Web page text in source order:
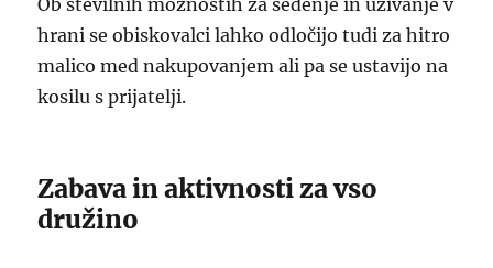
Ob številnih možnostih za sedenje in uživanje v
hrani se obiskovalci lahko odločijo tudi za hitro
malico med nakupovanjem ali pa se ustavijo na
kosilu s prijatelji.
Zabava in aktivnosti za vso
družino